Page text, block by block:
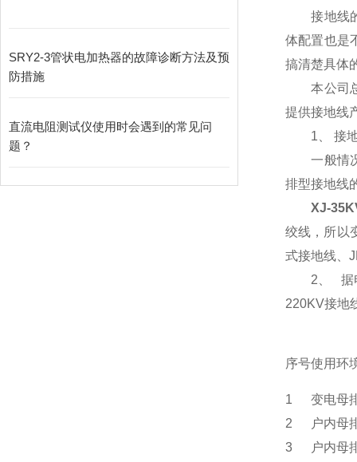
SRY2-3管状电加热器的故障诊断方法及预
防措施
直流电阻测试仪使用时会遇到的常见问
题？
接地线的
体配置也是
搞清楚具体
本公司总
提供接地线
1、 接地
一般情况
排型接地线
XJ-
绞线，所以
式接地线、
2、 据电
220KV接地
序号使用环
1
变电母
2
户内母
3
户内母